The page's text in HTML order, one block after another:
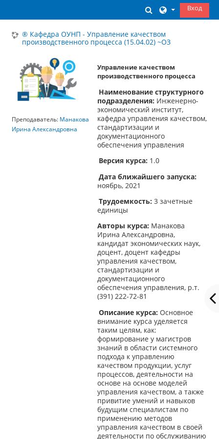
ИзменитьВход
® Кафедра ОУНП - Управление качеством
производственного процесса (15.04.02) ~ОЗ
Управление качеством
производственного процесса
Наименование структурного
подразделения: Инженерно-
экономический институт,
кафедра управления качеством,
стандартизации и
документационного
обеспечения управления
Версия курса: 1.0
Дата ближайшего запуска:
ноябрь, 2021
Трудоемкость: 3 зачетные
единицы
Авторы курса: Манакова
Ирина Александровна,
кандидат экономических наук,
доцент, доцент кафедры
управления качеством,
стандартизации и
документационного
обеспечения управления, р.т.
(391) 222-72-81
Описание курса: Основное
внимание курса уделяется
таким целям, как:
формирование у магистров
знаний в области системного
подхода к управлению
качеством продукции, услуг
процессов, деятельности на
основе на основе моделей
управления качеством, а также
привитие умений и навыков
будущим специалистам по
применению методов
управления качеством в своей
деятельности по обслуживанию
Преподаватель: Манакова
Ирина Александровна